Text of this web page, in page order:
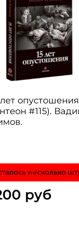
лет
#115).
несколько
руб